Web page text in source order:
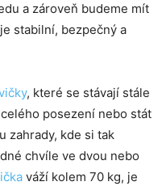
a zároveň budeme mít
stabilní, bezpečný a
, které se stávají stále
posezení nebo stát
zahrady, kde si tak
chvíle ve dvou nebo
váží kolem 70 kg, je